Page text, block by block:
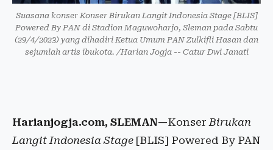
Suasana konser Konser Birukan Langit Indonesia Stage [BLIS]
Powered By PAN di Stadion Maguwoharjo, Sleman pada Sabtu
(29/4/2023) yang dihadiri Ketua Umum PAN Zulkifli Hasan dan
sejumlah artis ibukota. /Harian Jogja -- Catur Dwi Janati
Harianjogja.com, SLEMAN—KonserBirukan
Langit Indonesia Stage [BLIS] Powered By PAN